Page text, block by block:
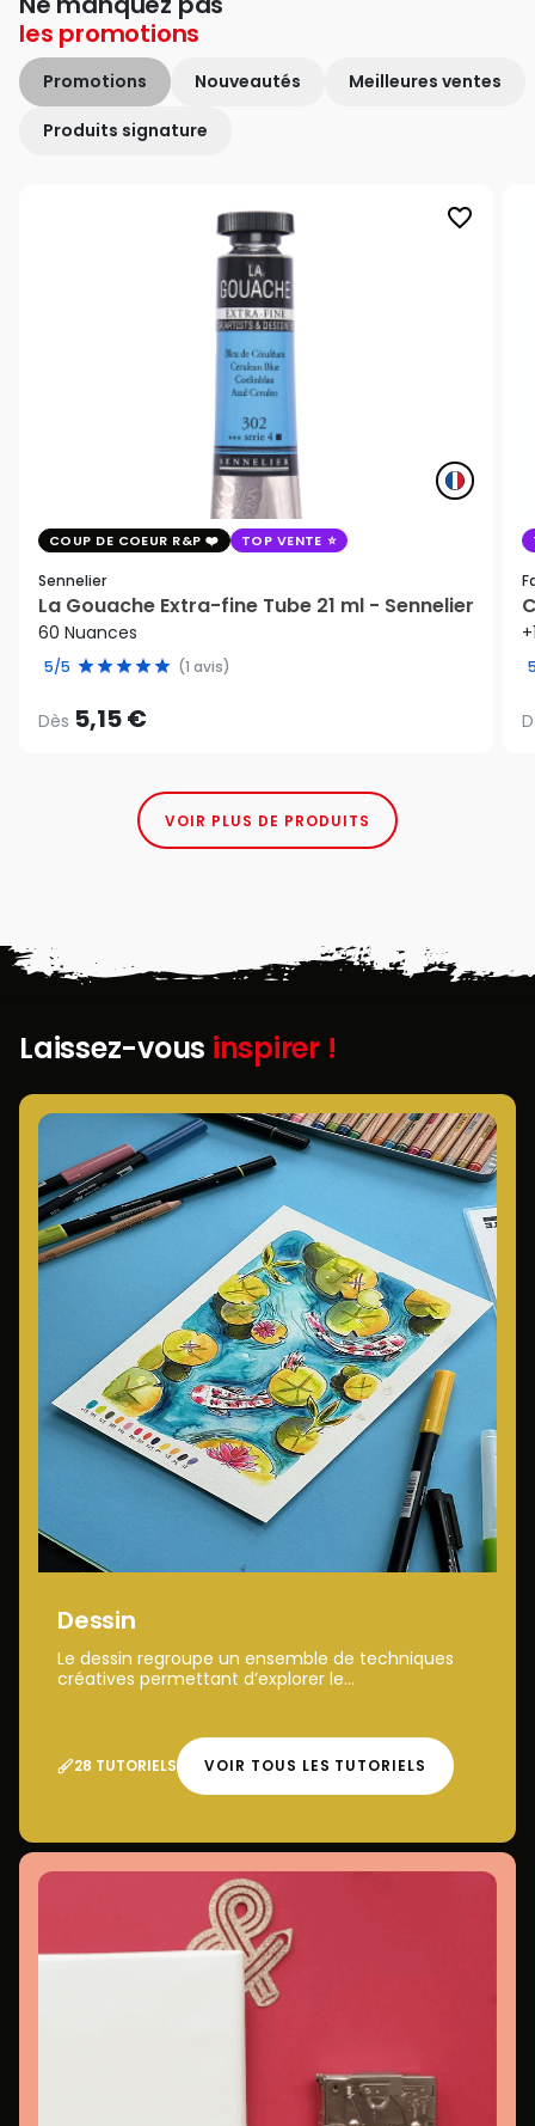
les promotions
Promotions Nouveautés Meilleures ventes
Produits signature
favorite_border
COUP DE COEUR R&P TOP VENTE
Sennelier
La Gouache Extra-fine Tube 21 ml - Sennelier
60 Nuances
5/5 (1 avis)
Dès 5,15 €
VOIR PLUS DE PRODUITS
Laissez-vous inspirer !
Dessin
Le dessin regroupe un ensemble de techniques
créatives permettant d’explorer le...
28 TUTORIELS VOIR TOUS LES TUTORIELS